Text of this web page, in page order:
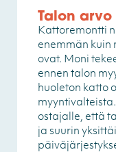
Talon arvo
Kattoremontti
enemmän kuin
ovat. Moni
ennen talon
huoleton katto
ostajalle, että
ja suurin